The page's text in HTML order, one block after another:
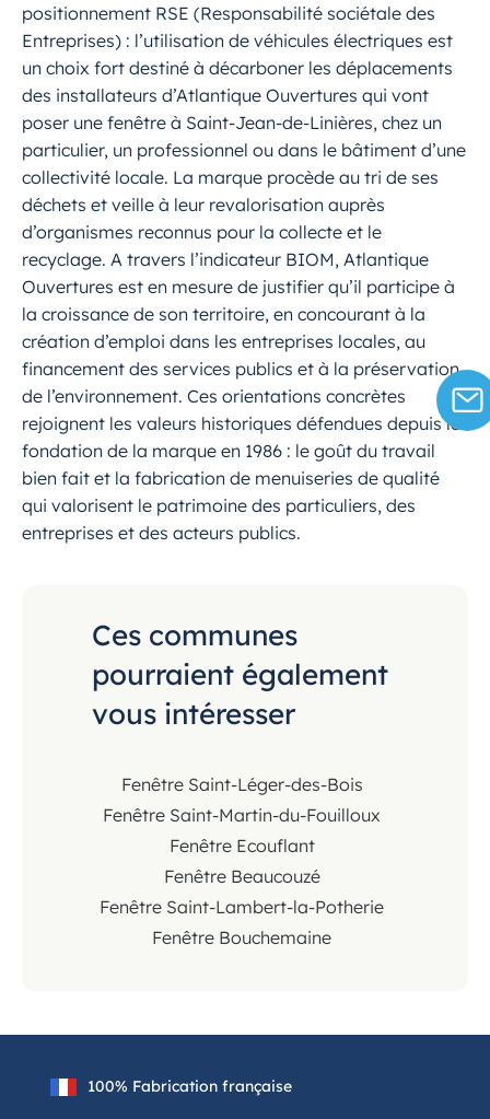
positionnement RSE (Responsabilité sociétale des
Entreprises) : l’utilisation de véhicules électriques est
un choix fort destiné à décarboner les déplacements
des installateurs d’Atlantique Ouvertures qui vont
poser une fenêtre à Saint-Jean-de-Linières, chez un
particulier, un professionnel ou dans le bâtiment d’une
collectivité locale. La marque procède au tri de ses
déchets et veille à leur revalorisation auprès
d’organismes reconnus pour la collecte et le
recyclage. A travers l’indicateur BIOM, Atlantique
Ouvertures est en mesure de justifier qu’il participe à
la croissance de son territoire, en concourant à la
création d’emploi dans les entreprises locales, au
financement des services publics et à la préservation
de l’environnement. Ces orientations concrètes
rejoignent les valeurs historiques défendues depuis la
fondation de la marque en 1986 : le goût du travail
bien fait et la fabrication de menuiseries de qualité
qui valorisent le patrimoine des particuliers, des
entreprises et des acteurs publics.
Ces communes
pourraient également
vous intéresser
Fenêtre Saint-Léger-des-Bois
Fenêtre Saint-Martin-du-Fouilloux
Fenêtre Ecouflant
Fenêtre Beaucouzé
Fenêtre Saint-Lambert-la-Potherie
Fenêtre Bouchemaine
100% Fabrication française